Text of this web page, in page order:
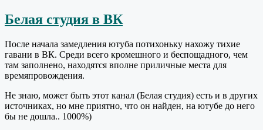
Белая студия в ВК
После начала замедления ютуба потихоньку нахожу тихие
гавани в ВК. Среди всего кромешного и беспощадного, чем
там заполнено, находятся вполне приличные места для
времяпровождения.
Не знаю, может быть этот канал (Белая студия) есть и в других
источниках, но мне приятно, что он найден, на ютубе до него
бы не дошла.. 1000%)